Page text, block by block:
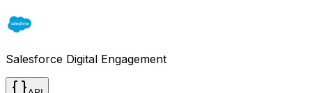
Salesforce Digital Engagement